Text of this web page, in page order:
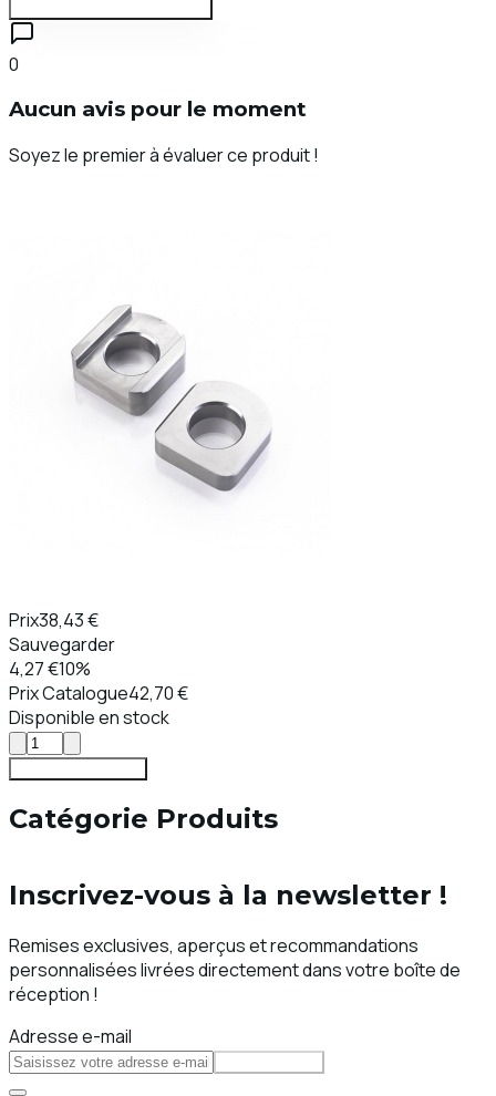
0
Aucun avis pour le moment
Soyez le premier à évaluer ce produit !
Prix38,43 €
Sauvegarder
4,27 €10%
Prix ​​Catalogue42,70 €
Disponible en stock
Catégorie Produits
Inscrivez-vous à la newsletter !
Remises exclusives, aperçus et recommandations
personnalisées livrées directement dans votre boîte de
réception !
Adresse e-mail